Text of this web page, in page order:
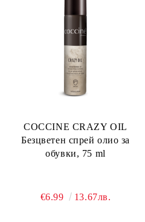
COCCINE CRAZY OIL
Безцветен спрей олио за
обувки, 75 ml
€6.99 13.67лв.